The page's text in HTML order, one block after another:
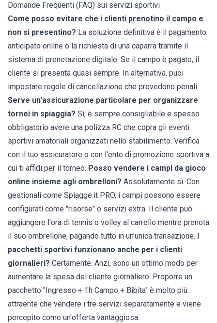
Domande Frequenti (FAQ) sui servizi sportivi
Come posso evitare che i clienti prenotino il campo e
non si presentino? La soluzione definitiva è il pagamento
anticipato online o la richiesta di una caparra tramite il
sistema di prenotazione digitale. Se il campo è pagato, il
cliente si presenta quasi sempre. In alternativa, puoi
impostare regole di cancellazione che prevedono penali.
Serve un'assicurazione particolare per organizzare
tornei in spiaggia? Sì, è sempre consigliabile e spesso
obbligatorio avere una polizza RC che copra gli eventi
sportivi amatoriali organizzati nello stabilimento. Verifica
con il tuo assicuratore o con l'ente di promozione sportiva a
cui ti affidi per il torneo. Posso vendere i campi da gioco
online insieme agli ombrelloni? Assolutamente sì. Con
gestionali come Spiagge.it PRO, i campi possono essere
configurati come "risorse" o servizi extra. Il cliente può
aggiungere l'ora di tennis o volley al carrello mentre prenota
il suo ombrellone, pagando tutto in un'unica transazione.
pacchetti sportivi funzionano anche per i clienti
giornalieri? Certamente. Anzi, sono un ottimo modo per
aumentare la spesa del cliente giornaliero. Proporre un
pacchetto "Ingresso + 1h Campo + Bibita" è molto più
attraente che vendere i tre servizi separatamente e viene
percepito come un'offerta vantaggiosa.